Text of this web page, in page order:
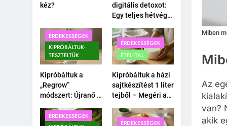
kéz?
digitális detoxot:
Egy teljes hétvége
a családdal.
ÉRDEKESSÉGEK
KIPRÓBÁLTUK-
TESZTELTÜK
Kipróbáltuk a
„Regrow”
módszert: Újranő a
egy pohár vízben?
ÉRDEKESSÉGEK
ÉTEL-ITAL
Kipróbáltuk a házi
sajtkészítést 1 liter
tejből – Megéri a
ÉRDEKESSÉGEK
ÉRDEKESSÉGEK
Miben
Az
van?
akik